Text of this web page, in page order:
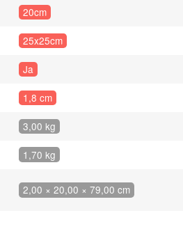
20cm
25x25cm
Ja
1,8 cm
3,00 kg
1,70 kg
2,00 × 20,00 × 79,00 cm